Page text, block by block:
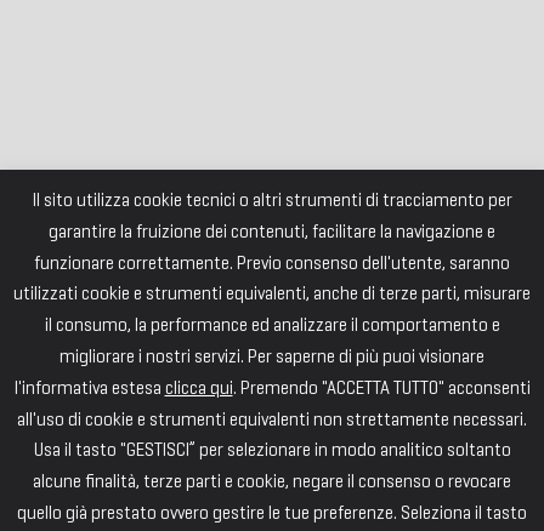
Il sito utilizza cookie tecnici o altri strumenti di tracciamento per
garantire la fruizione dei contenuti, facilitare la navigazione e
funzionare correttamente. Previo consenso dell'utente, saranno
utilizzati cookie e strumenti equivalenti, anche di terze parti, misurare
il consumo, la performance ed analizzare il comportamento e
migliorare i nostri servizi. Per saperne di più puoi visionare
l'informativa estesa clicca qui. Premendo "ACCETTA TUTTO" acconsenti
all'uso di cookie e strumenti equivalenti non strettamente necessari.
Usa il tasto "GESTISCI” per selezionare in modo analitico soltanto
alcune finalità, terze parti e cookie, negare il consenso o revocare
quello già prestato ovvero gestire le tue preferenze. Seleziona il tasto